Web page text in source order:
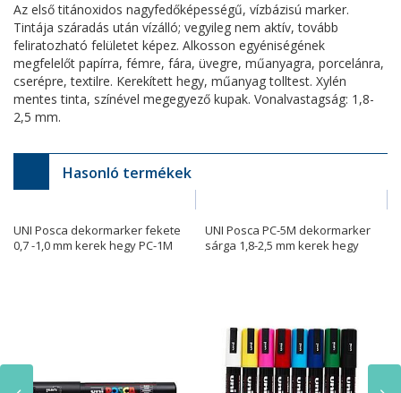
Az első titánoxidos nagyfedőképességű, vízbázisú marker.
Tintája száradás után vízálló; vegyileg nem aktív, tovább
feliratozható felületet képez. Alkosson egyéniségének
megfelelőt papírra, fémre, fára, üvegre, műanyagra, porcelánra,
cserépre, textilre. Kerekített hegy, műanyag tolltest. Xylén
mentes tinta, színével megegyező kupak. Vonalvastagság: 1,8-
2,5 mm.
Hasonló termékek
UNI Posca dekormarker fekete
0,7 -1,0 mm kerek hegy PC-1M
UNI Posca PC-5M dekormarker
sárga 1,8-2,5 mm kerek hegy